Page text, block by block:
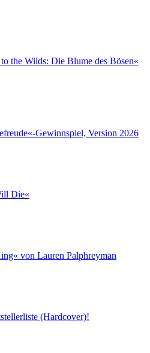
the Wilds: Die Blume des Bösen«
Gewinnspiel, Version 2026
Die«
von Lauren Palphreyman
(Hardcover)!